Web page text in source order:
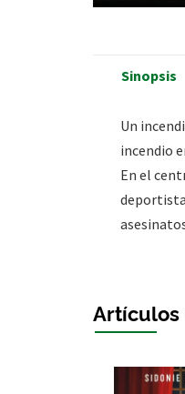
Sinopsis
Un
incendio
En el
Artículos